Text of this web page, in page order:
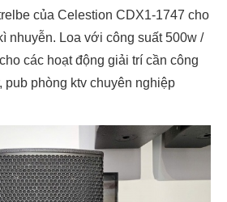
của Celestion CDX1-1747 cho
nhuyễn. Loa với công suất 500w /
các hoạt động giải trí cần công
pub phòng ktv chuyên nghiệp